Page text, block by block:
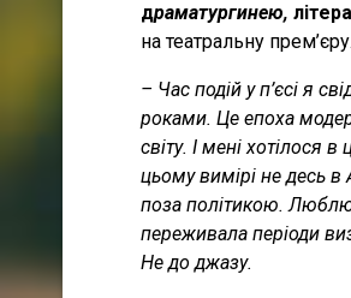
драматургинею,
на театральну
– Час подій уп’єсі я
роками. Це епоха
світу. І мені хотілося
цьому вимірі не десь в
поза політикою. Люблю
переживала періоди
Не до джазу.